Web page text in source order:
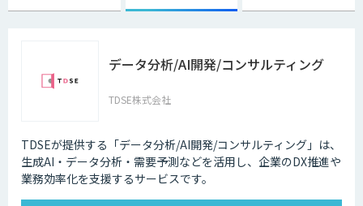
データ分析/AI開発/コンサルティング
TDSE株式会社
TDSEが提供する「データ分析/AI開発/コンサルティング」は、
生成AI・データ分析・需要予測などを活用し、企業のDX推進や
業務効率化を支援するサービスです。